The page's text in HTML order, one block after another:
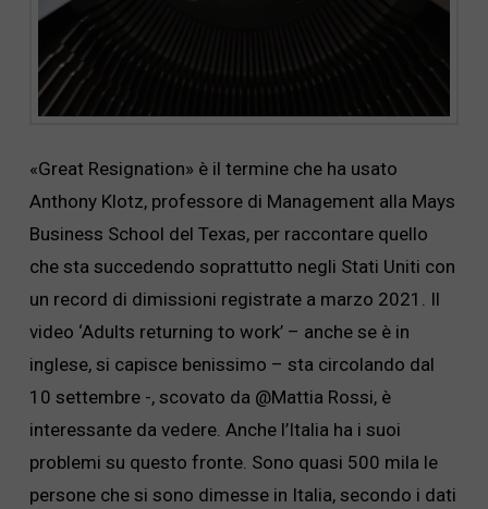
«Great Resignation» è il termine che ha usato
Anthony Klotz, professore di Management alla Mays
Business School del Texas, per raccontare quello
che sta succedendo soprattutto negli Stati Uniti con
un record di dimissioni registrate a marzo 2021. Il
video ‘Adults returning to work’ – anche se è in
inglese, si capisce benissimo – sta circolando dal
10 settembre -, scovato da @Mattia Rossi, è
interessante da vedere. Anche l’Italia ha i suoi
problemi su questo fronte. Sono quasi 500 mila le
persone che si sono dimesse in Italia, secondo i dati